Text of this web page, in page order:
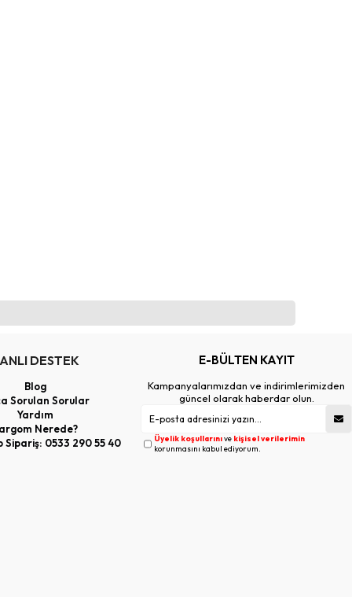
DESTEK
Blog
Sorulan Sorular
Yardım
Nerede?
0533 290 55 40
E-BÜLTEN KAYIT
Kampanyalarımızdan ve indirimlerimizden
güncel olarak haberdar olun.
Üyelik koşullarınıve kişisel verilerimin
korunmasını kabul ediyorum.